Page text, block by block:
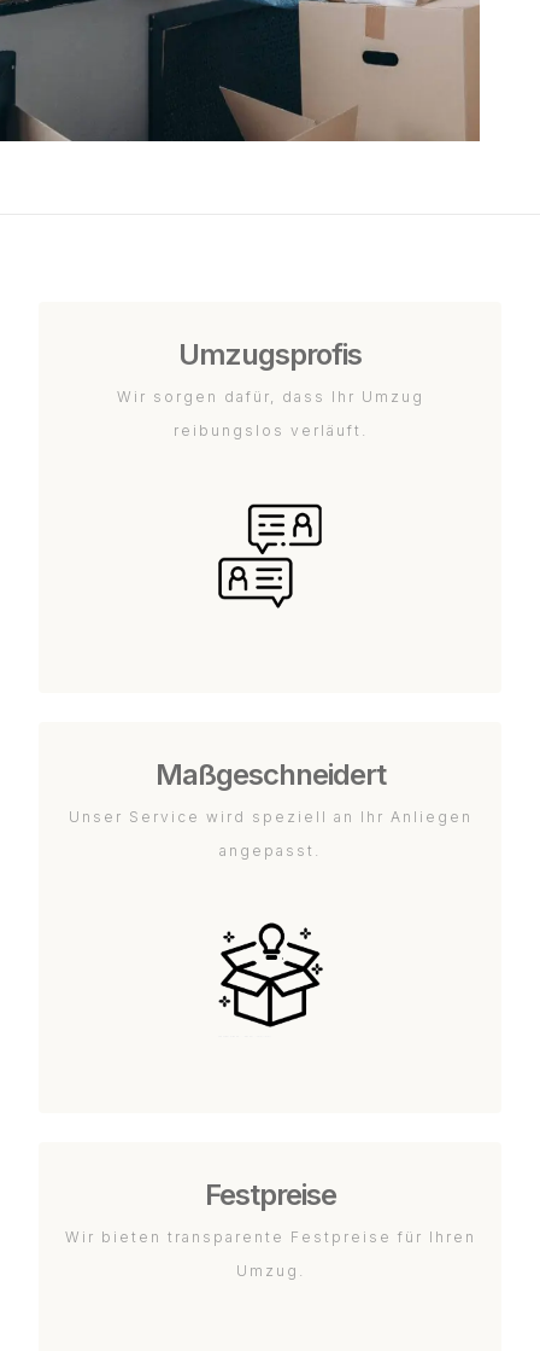
Umzugsprofis
Wir sorgen dafür, dass Ihr Umzug
reibungslos verläuft.
Maßgeschneidert
Unser Service wird speziell an Ihr Anliegen
angepasst.
Festpreise
Wir bieten transparente Festpreise für Ihren
Umzug.